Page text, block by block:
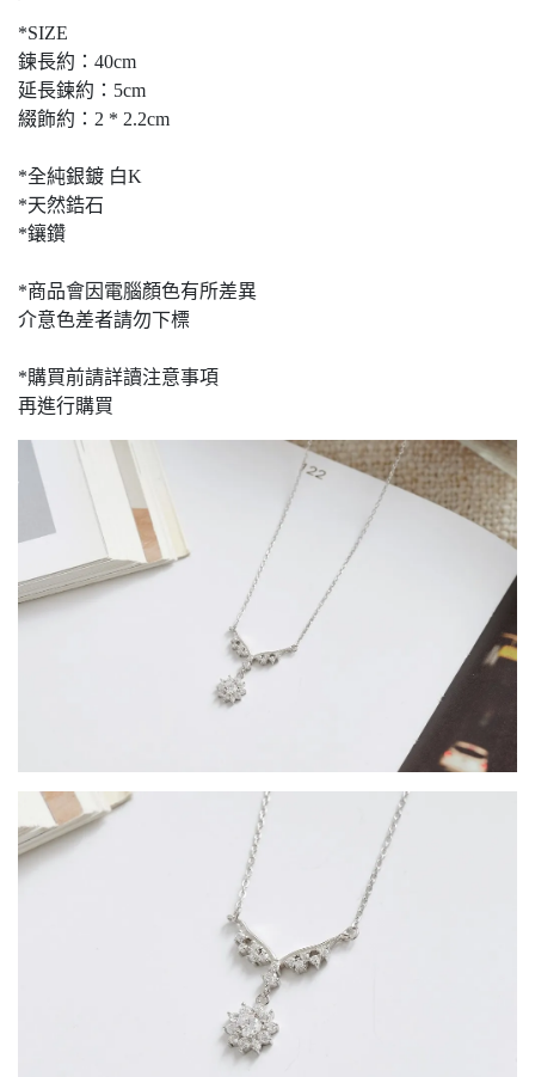
*SIZE
鍊長約：40cm
延長鍊約：5cm
綴飾約：2 * 2.2cm
*全純銀鍍 白K
*天然鋯石
*鑲鑽
*商品會因電腦顏色有所差異
介意色差者請勿下標
*購買前請詳讀注意事項
再進行購買